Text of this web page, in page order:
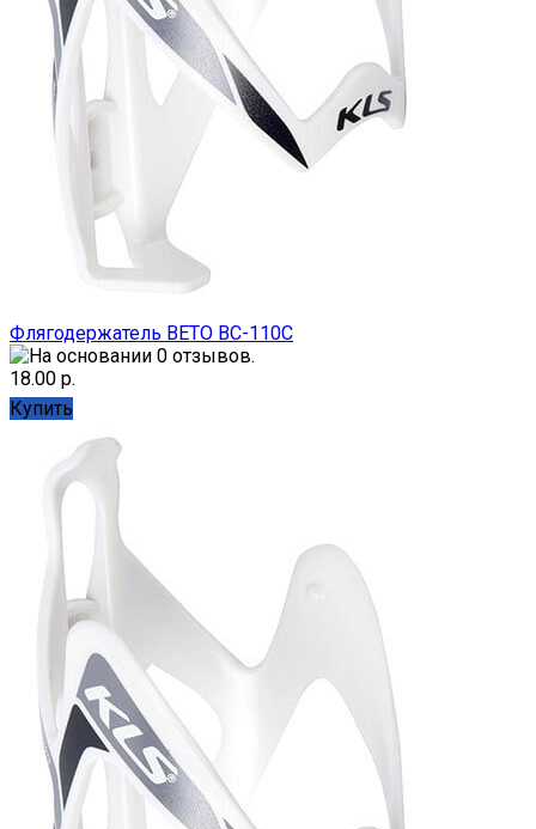
Флягодержатель BETO BC-110C
18.00 р.
Купить